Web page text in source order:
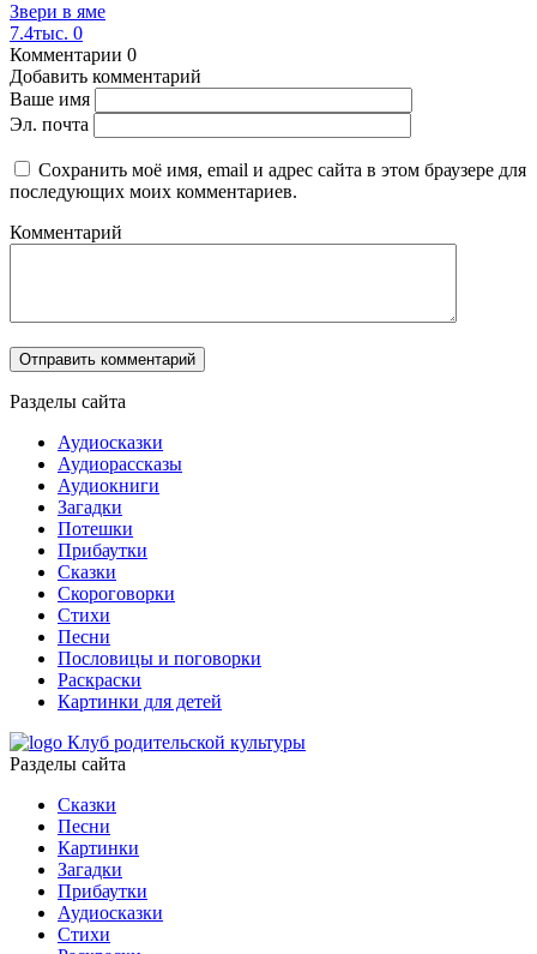
Звери в яме
7.4тыс. 0
Комментарии 0
Добавить комментарий
Ваше имя
Эл. почта
Сохранить моё имя, email и адрес сайта в этом браузере для
последующих моих комментариев.
Комментарий
Разделы сайта
Аудиосказки
Аудиорассказы
Аудиокниги
Загадки
Потешки
Прибаутки
Сказки
Скороговорки
Стихи
Песни
Пословицы и поговорки
Раскраски
Картинки для детей
Клуб родительской культуры
Разделы сайта
Сказки
Песни
Картинки
Загадки
Прибаутки
Аудиосказки
Стихи